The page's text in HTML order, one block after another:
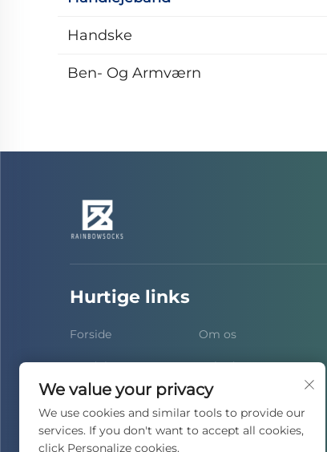
Handske
Ben- Og Armværn
Hurtige links
Forside Om os
Produkter Nyheder
Service Kontakt
FAQ
We value your privacy
We use cookies and similar tools to provide our
services. If you don't want to accept all cookies,
click Personalize cookies.